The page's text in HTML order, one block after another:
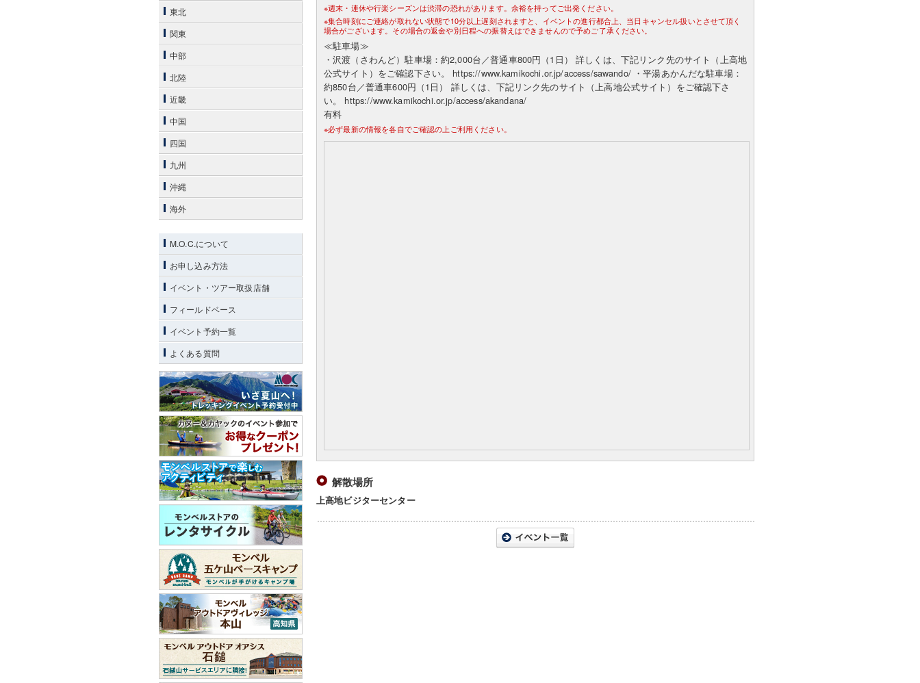
※週末・連休や行楽シーズンは渋滞の恐れがあります。余裕を持ってご出発ください。
※集合時刻にご連絡が取れない状態で10分以上遅刻されますと、イベントの進行都合上、当日キャンセル扱いとさせて頂く
場合がございます。その場合の返金や別日程への振替えはできませんので予めご了承ください。
≪駐車場≫
・沢渡（さわんど）駐車場：約2,000台／普通車800円（1日） 詳しくは、下記リンク先のサイト（上高地
公式サイト）をご確認下さい。 https://www.kamikochi.or.jp/access/sawando/ ・平湯あかんだな駐車場：
約850台／普通車600円（1日） 詳しくは、下記リンク先のサイト（上高地公式サイト）をご確認下さ
い。 https://www.kamikochi.or.jp/access/akandana/
有料
※必ず最新の情報を各自でご確認の上ご利用ください。
解散場所
上高地ビジターセンター
東北
関東
中部
北陸
近畿
中国
四国
九州
沖縄
海外
M.O.C.について
お申し込み方法
イベント・ツアー取扱店舗
フィールドベース
イベント予約一覧
よくある質問